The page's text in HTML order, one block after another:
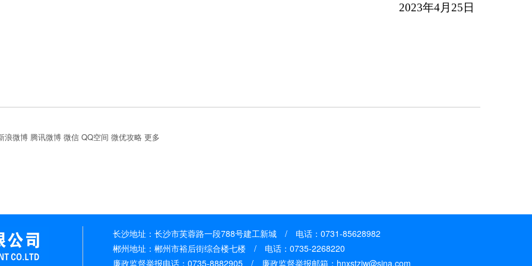
2023年4月25日
浪微博 腾讯微博 微信 QQ空间 微优攻略 更多
长沙地址：长沙市芙蓉路一段788号建工新城 / 电话：0731-85628982
郴州地址：郴州市裕后街综合楼七楼 / 电话：0735-2268220
廉政监督举报电话：0735-8882905 / 廉政监督举报邮箱：hnxstzjw@sina.com